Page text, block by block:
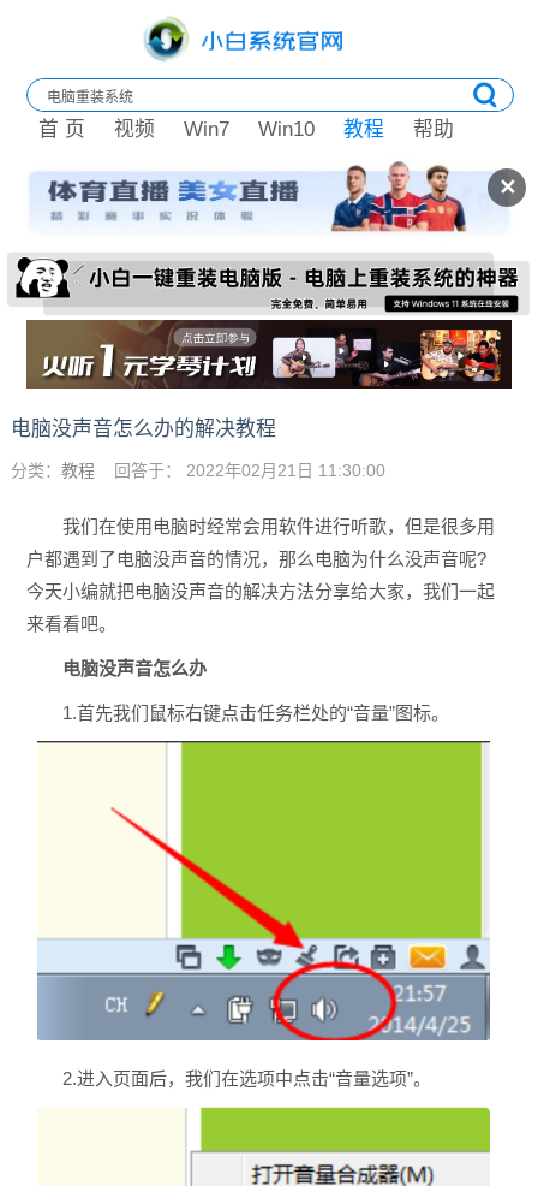
✕
首 页 视频 Win7 Win10 教程 帮助
电脑没声音怎么办的解决教程
分类： 教程 回答于： 2022年02月21日 11:30:00
我们在使用电脑时经常会用软件进行听歌，但是很多用
户都遇到了电脑没声音的情况，那么电脑为什么没声音呢?
今天小编就把电脑没声音的解决方法分享给大家，我们一起
来看看吧。
电脑没声音怎么办
1.首先我们鼠标右键点击任务栏处的“音量”图标。
2.进入页面后，我们在选项中点击“音量选项”。